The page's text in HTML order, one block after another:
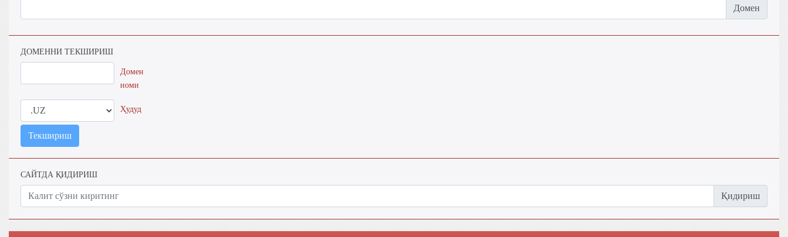
Домен
ДОМЕННИ ТЕКШИРИШ
Домен
номи
Ҳудуд
Текшириш
САЙТДА ҚИДИРИШ
Қидириш